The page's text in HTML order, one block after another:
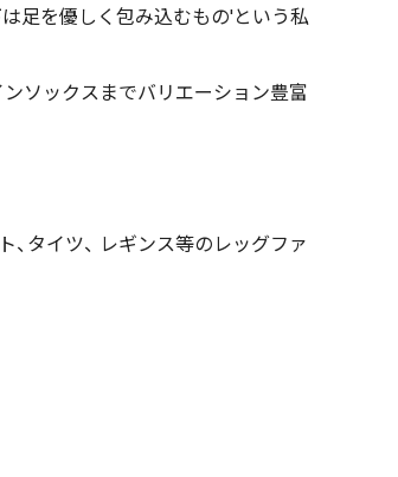
は足を優しく包み込むもの'という私
ソックスまでバリエーション豊富
、タイツ、 レギンス等のレッグファ